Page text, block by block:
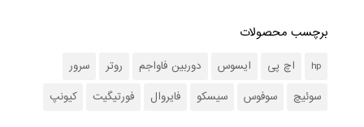
برچسب محصولات
hp اچ پی ایسوس دوربین فاواجم روتر
سرور
سوئیچ
سوفوس سیسکو فایروال فورتیگیت کیونپ